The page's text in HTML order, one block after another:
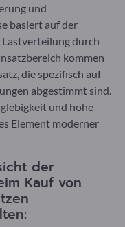
und
basiert auf der
durch
kommen
die spezifisch auf
abgestimmt sind.
und hohe
Element moderner
der
Kauf von